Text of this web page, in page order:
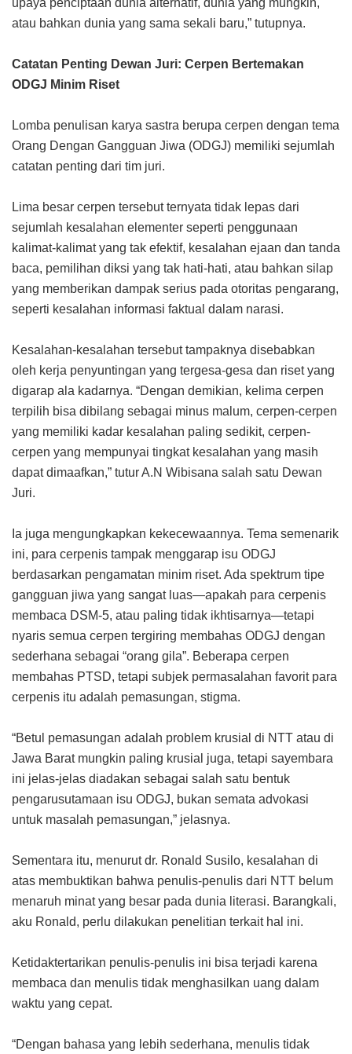
atau bahkan dunia yang sama sekali baru,” tutupnya.
Catatan Penting Dewan Juri: Cerpen Bertemakan
ODGJ Minim Riset
Lomba penulisan karya sastra berupa cerpen dengan tema
Orang Dengan Gangguan Jiwa (ODGJ) memiliki sejumlah
catatan penting dari tim juri.
Lima besar cerpen tersebut ternyata tidak lepas dari
sejumlah kesalahan elementer seperti penggunaan
kalimat-kalimat yang tak efektif, kesalahan ejaan dan tanda
baca, pemilihan diksi yang tak hati-hati, atau bahkan silap
yang memberikan dampak serius pada otoritas pengarang,
seperti kesalahan informasi faktual dalam narasi.
Kesalahan-kesalahan tersebut tampaknya disebabkan
oleh kerja penyuntingan yang tergesa-gesa dan riset yang
digarap ala kadarnya. “Dengan demikian, kelima cerpen
terpilih bisa dibilang sebagai minus malum, cerpen-cerpen
yang memiliki kadar kesalahan paling sedikit, cerpen-
cerpen yang mempunyai tingkat kesalahan yang masih
dapat dimaafkan,” tutur A.N Wibisana salah satu Dewan
Juri.
Ia juga mengungkapkan kekecewaannya. Tema semenarik
ini, para cerpenis tampak menggarap isu ODGJ
berdasarkan pengamatan minim riset. Ada spektrum tipe
gangguan jiwa yang sangat luas—apakah para cerpenis
membaca DSM-5, atau paling tidak ikhtisarnya—tetapi
nyaris semua cerpen tergiring membahas ODGJ dengan
sederhana sebagai “orang gila”. Beberapa cerpen
membahas PTSD, tetapi subjek permasalahan favorit para
cerpenis itu adalah pemasungan, stigma.
“Betul pemasungan adalah problem krusial di NTT atau di
Jawa Barat mungkin paling krusial juga, tetapi sayembara
ini jelas-jelas diadakan sebagai salah satu bentuk
pengarusutamaan isu ODGJ, bukan semata advokasi
untuk masalah pemasungan,” jelasnya.
Sementara itu, menurut dr. Ronald Susilo, kesalahan di
atas membuktikan bahwa penulis-penulis dari NTT belum
menaruh minat yang besar pada dunia literasi. Barangkali,
aku Ronald, perlu dilakukan penelitian terkait hal ini.
Ketidaktertarikan penulis-penulis ini bisa terjadi karena
membaca dan menulis tidak menghasilkan uang dalam
waktu yang cepat.
“Dengan bahasa yang lebih sederhana, menulis tidak